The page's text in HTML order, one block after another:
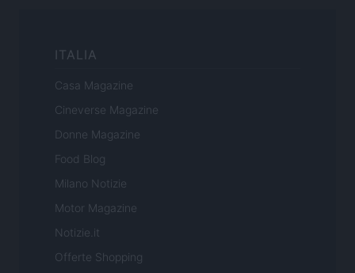
ITALIA
Casa Magazine
Cineverse Magazine
Donne Magazine
Food Blog
Milano Notizie
Motor Magazine
Notizie.it
Offerte Shopping